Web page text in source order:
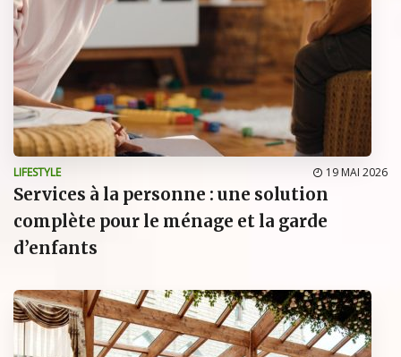
LIFESTYLE 19 MAI 2026
Services à la personne : une solution
complète pour le ménage et la garde
d’enfants